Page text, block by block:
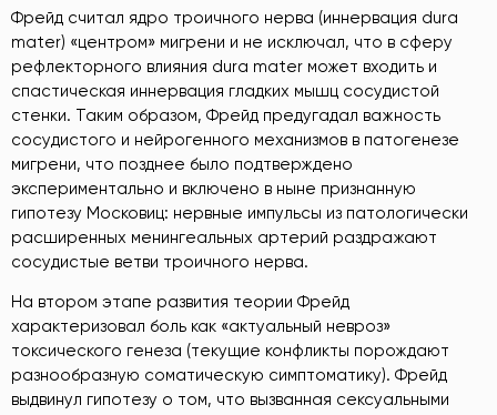
Фрейд считал ядро троичного нерва (иннервация dura
mater) «центром» мигрени и не исключал, что в сферу
рефлекторного влияния dura mater может входить и
спастическая иннервация гладких мышц сосудистой
стенки. Таким образом, Фрейд предугадал важность
сосудистого и нейрогенного механизмов в патогенезе
мигрени, что позднее было подтверждено
экспериментально и включено в ныне признанную
гипотезу Московиц: нервные импульсы из патологически
расширенных менингеальных артерий раздражают
сосудистые ветви троичного нерва.
На втором этапе развития теории Фрейд
характеризовал боль как «актуальный невроз»
токсического генеза (текущие конфликты порождают
разнообразную соматическую симптоматику). Фрейд
выдвинул гипотезу о том, что вызванная сексуальными